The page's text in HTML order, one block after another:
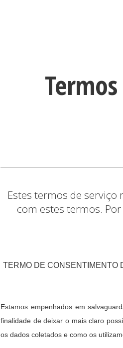
Estes termos de serviço
com estes termos.
TERMO DE CONSENTIMENTO
Estamos empenhados em
finalidade de deixar o mais claro
os dados coletados e como os